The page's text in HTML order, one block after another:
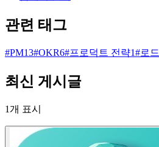
관련 태그
#PM13#OKR6#프로덕트 전략1#로
최신 게시글
1개 표시